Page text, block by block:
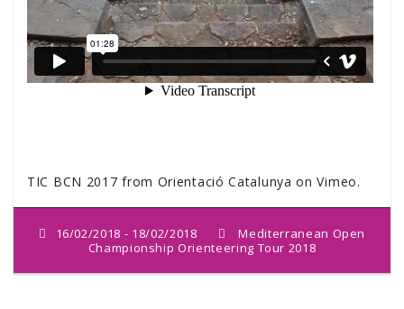
TIC BCN 2017 from Orientació Catalunya onVimeo.
16/02/2018 - 18/02/2018
Mediterranean Open
Championship Orienteering Tour 2018